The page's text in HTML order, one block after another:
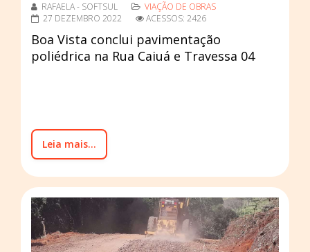
RAFAELA - SOFTSUL
VIAÇÃO DE OBRAS
27 DEZEMBRO 2022
ACESSOS: 2426
Boa Vista conclui pavimentação
poliédrica na Rua Caiuá e Travessa 04
Leia mais...